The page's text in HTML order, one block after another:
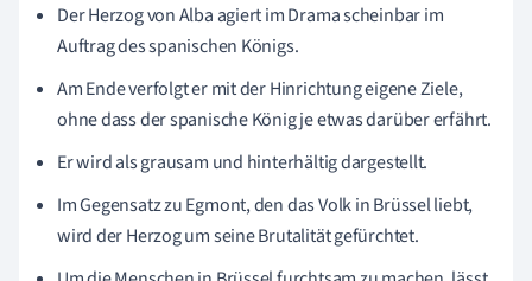
Der Herzog von Alba agiert im Drama scheinbar im
Auftrag des spanischen Königs.
Am Ende verfolgt er mit der Hinrichtung eigene Ziele,
ohne dass der spanische König je etwas darüber erfährt.
Er wird als grausam und hinterhältig dargestellt.
Im Gegensatz zu Egmont, den das Volk in Brüssel liebt,
wird der Herzog um seine Brutalität gefürchtet.